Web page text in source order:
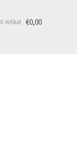
€0,00
0 Artikel